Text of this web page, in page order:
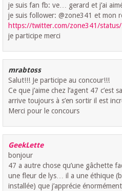
je suis fan fb: ve… gerard et j’ai
je suis follower: @zone341 et mon
https://twitter.com/zone341/
je participe merci
mrabtoss
Salut!!! Je participe au concour!!!
Ce que j’aime chez l’agent 47 c’est
arrive toujours à s’en sortir il est
Merci pour le concours
GeekLette
bonjour
47 a autre chose qu’une gâchette
une fleur de lys… il a une éthique
installée) que j’apprécie